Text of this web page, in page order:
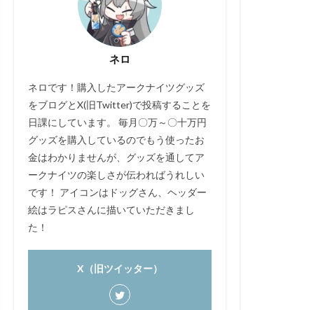
ネロ
ネロです！購入したアークナイツグッズ
をブログとX(旧Twitter)で投稿することを
日課にしています。 毎月〇万～〇十万円
グッズを購入しているのでもう使ったお
金はわかりませんが、グッズを通してア
ークナイツの楽しさが伝わればうれしい
です！ アイコンはドッグさん、ヘッダー
絵はラピスさんに描いていただきまし
た！
X（旧ツイッター）